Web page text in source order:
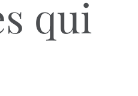
qui